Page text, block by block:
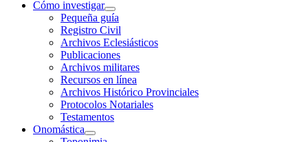
Cómo investigar
Pequeña guía
Registro Civil
Archivos Eclesiásticos
Publicaciones
Archivos militares
Recursos en línea
Archivos Histórico Provinciales
Protocolos Notariales
Testamentos
Onomástica